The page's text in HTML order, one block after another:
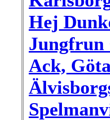
Hej
Jungfrun
Ack,